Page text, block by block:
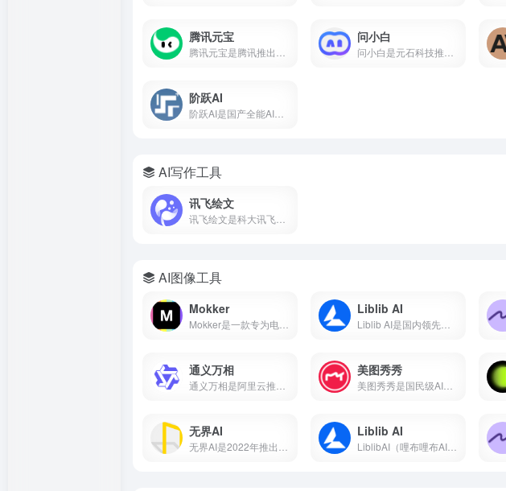
腾讯元宝 问小白
阶跃AI
AI写作工具
讯飞绘文
AI图像工具
Mokker Liblib AI
通义万相 美图秀秀
无界AI Liblib AI